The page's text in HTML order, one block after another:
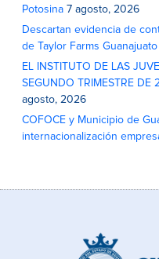
Potosina 7 agosto, 2026
Descartan evidencia de
de Taylor Farms Guanajuato
EL INSTITUTO DE LAS
SEGUNDO TRIMESTRE DE
agosto, 2026
COFOCE y Municipio de
internacionalización